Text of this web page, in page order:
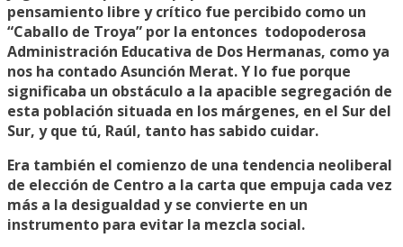
pensamiento libre y crítico fue percibido como un
“Caballo de Troya” por la entonces todopoderosa
Administración Educativa de Dos Hermanas, como ya
nos ha contado Asunción Merat. Y lo fue porque
significaba un obstáculo a la apacible segregación de
esta población situada en los márgenes, en el Sur del
Sur, y que tú, Raúl, tanto has sabido cuidar.
Era también el comienzo de una tendencia neoliberal
de elección de Centro a la carta que empuja cada vez
más a la desigualdad y se convierte en un
instrumento para evitar la mezcla social.